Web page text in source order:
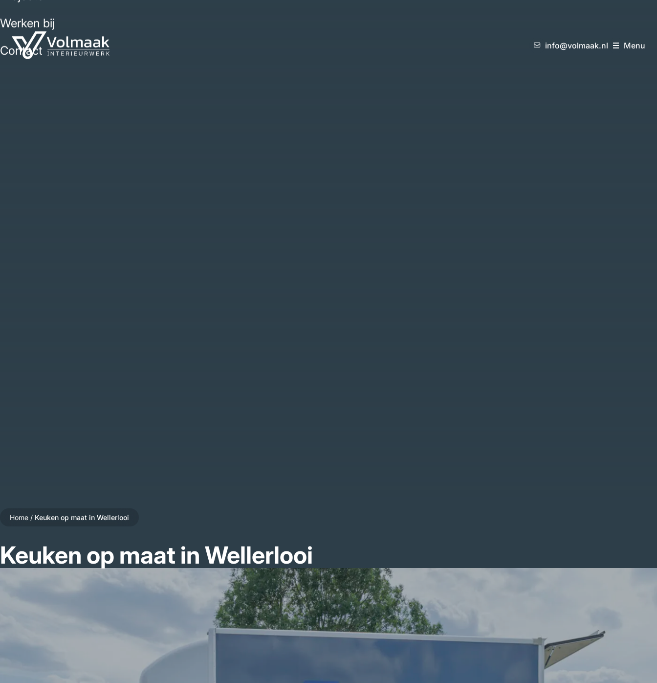
Werken bij
Contact
info@volmaak.nl Menu
Home / Keuken op maat in Wellerlooi
Keuken op maat in Wellerlooi